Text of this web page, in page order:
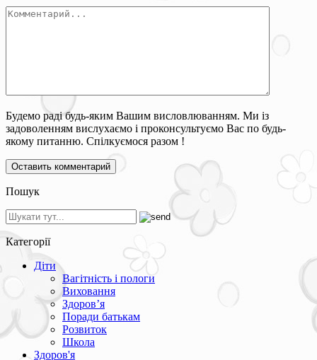
Будемо раді будь-яким Вашим висловлюванням. Ми із
задоволенням вислухаємо і проконсультуємо Вас по будь-
якому питанню. Спілкуємося разом !
Пошук
Категорії
Діти
Вагітність і пологи
Виховання
Здоров’я
Поради батькам
Розвиток
Школа
Здоров'я